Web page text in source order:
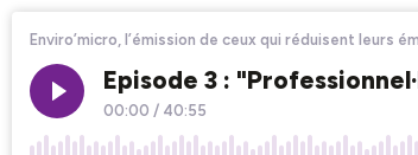
Enviro’micro, l’émission de ceux qui réduisent leurs
Episode 3 :
00:00 / 40:55